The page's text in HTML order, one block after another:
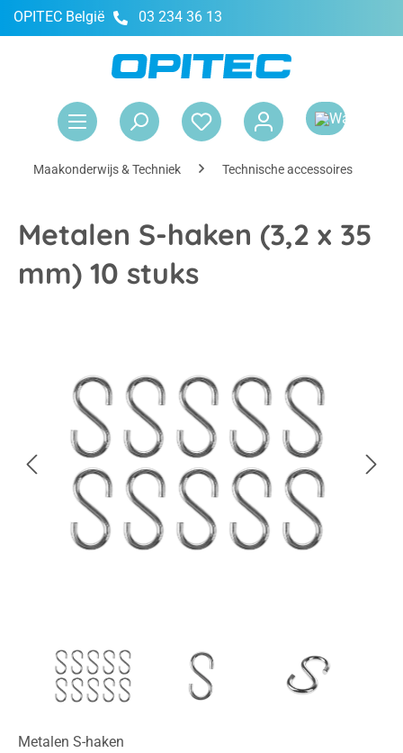
OPITEC België 03 234 36 13
Maakonderwijs & Techniek Technische accessoires
Metalen S-haken (3,2 x 35
mm) 10 stuks
Metalen S-haken